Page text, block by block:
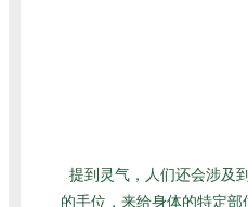
提到灵气，人们还会涉及
的手位，来给身体的特定